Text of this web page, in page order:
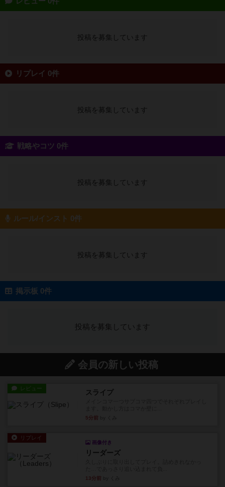
投稿を募集しています
リプレイ 0件
投稿を募集しています
戦略やコツ 0件
投稿を募集しています
ルール/インスト 0件
投稿を募集しています
掲示板 0件
投稿を募集しています
会員の新しい投稿
レビュー スライプ
5分前
リプレイ
画像付き
リーダーズ
13分前